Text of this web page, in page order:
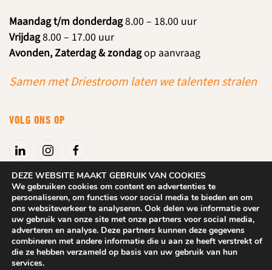
Maandag t/m donderdag8.00 – 18.00 uur
Vrijdag8.00 – 17.00 uur
Avonden, Zaterdag & zondagop aanvraag
Samen met Driestroom laten we talenten stralen
VOLG ONS OP
Algemene voorwaarden|Privacyverklaring
2025DROOM! Beuningen. Alle rechten behouden.Website: Dix
Design
DEZE WEBSITE MAAKT GEBRUIK VAN COOKIES
We gebruiken cookies om content en advertenties te
personaliseren, om functies voor social media te bieden en om
ons websiteverkeer te analyseren. Ook delen we informatie over
uw gebruik van onze site met onze partners voor social media,
adverteren en analyse. Deze partners kunnen deze gegevens
combineren met andere informatie die u aan ze heeft verstrekt of
die ze hebben verzameld op basis van uw gebruik van hun
services.